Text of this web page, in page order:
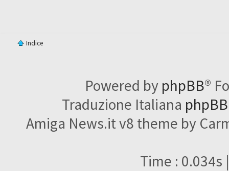
Indice
Powered by phpBB®
Traduzione Italiana
Amiga News.it v8 theme by
Time : 0.034s